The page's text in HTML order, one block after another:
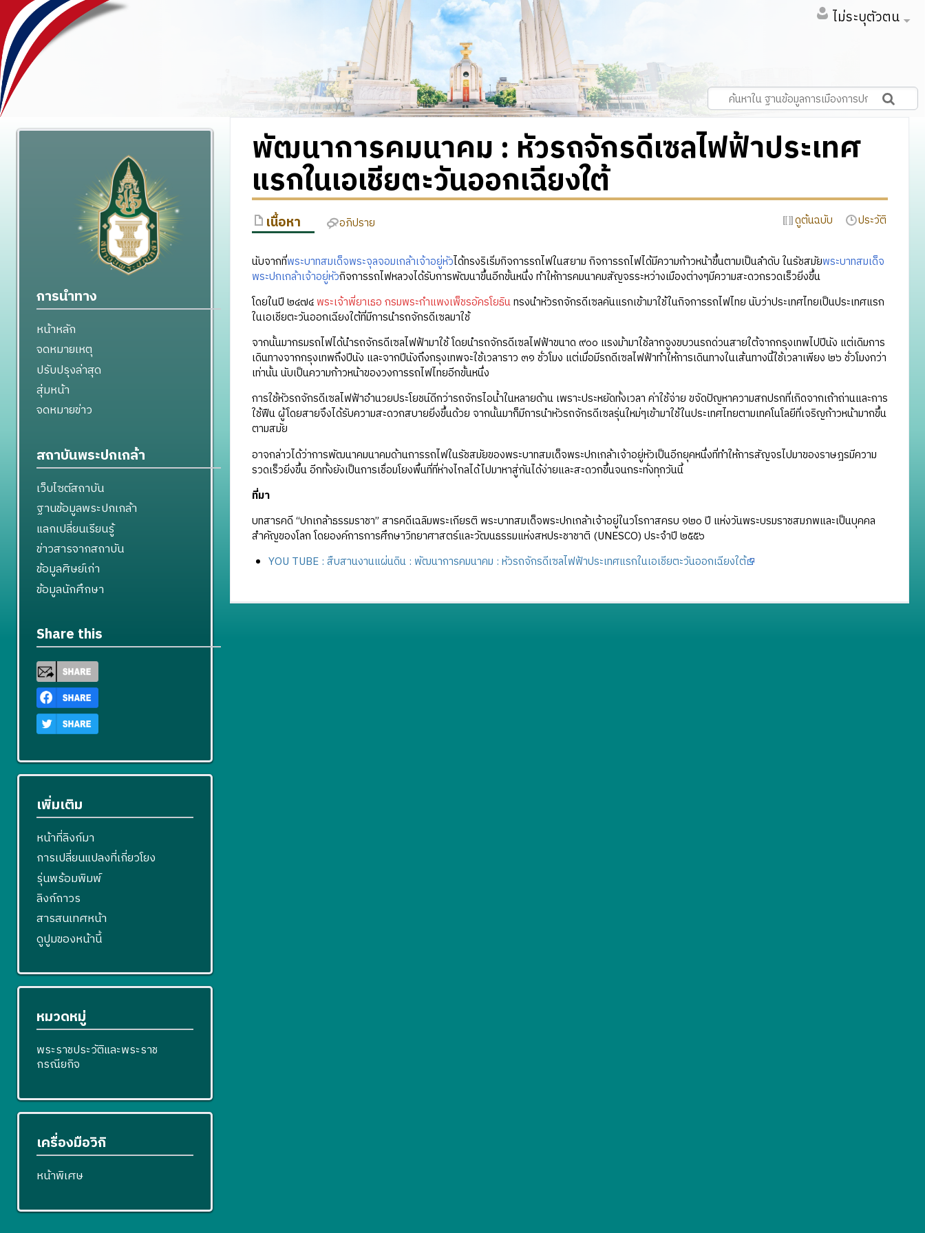
ไม่ระบุตัวตน
พัฒนาการคมนาคม : หัวรถจักรดีเซลไฟฟ้าประเทศ
แรกในเอเชียตะวันออกเฉียงใต้
เนื้อหา อภิปราย ดูต้นฉบับ ประวัติ
นับจากที่พระบาทสมเด็จพระจุลจอมเกล้าเจ้าอยู่หัวได้ทรงริเริ่มกิจการรถไฟในสยาม กิจการรถไฟได้มีความก้าวหน้าขึ้นตามเป็นลำดับ ในรัชสมัยพระบาทสมเด็จ
พระปกเกล้าเจ้าอยู่หัวกิจการรถไฟหลวงได้รับการพัฒนาขึ้นอีกขั้นหนึ่ง ทำให้การคมนาคมสัญจรระหว่างเมืองต่างๆมีความสะดวกรวดเร็วยิ่งขึ้น
โดยในปี ๒๔๗๔ พระเจ้าพี่ยาเธอ กรมพระกำแพงเพ็ชรอัครโยธินทรงนำหัวรถจักรดีเซลคันแรกเข้ามาใช้ในกิจการรถไฟไทย นับว่าประเทศไทยเป็นประเทศแรก
ในเอเชียตะวันออกเฉียงใต้ที่มีการนำรถจักรดีเซลมาใช้
จากนั้นมากรมรถไฟได้นำรถจักรดีเซลไฟฟ้ามาใช้ โดยนำรถจักรดีเซลไฟฟ้าขนาด ๙๐๐ แรงม้ามาใช้ลากจูงขบวนรถด่วนสายใต้จากกรุงเทพไปปีนัง แต่เดิมการ
เดินทางจากกรุงเทพถึงปีนัง และจากปีนังถึงกรุงเทพจะใช้เวลาราว ๓๑ ชั่วโมง แต่เมื่อมีรถดีเซลไฟฟ้าทำให้การเดินทางในเส้นทางนี้ใช้เวลาเพียง ๒๖ ชั่วโมงกว่า
เท่านั้น นับเป็นความก้าวหน้าของวงการรถไฟไทยอีกขั้นหนึ่ง
การใช้หัวรถจักรดีเซลไฟฟ้าอำนวยประโยชน์ดีกว่ารถจักรไอน้ำในหลายด้าน เพราะประหยัดทั้งเวลา ค่าใช้จ่าย ขจัดปัญหาความสกปรกที่เกิดจากเถ้าถ่านและการ
ใช้ฟืน ผู้โดยสายจึงได้รับความสะดวกสบายยิ่งขึ้นด้วย จากนั้นมาก็มีการนำหัวรถจักรดีเซลรุ่นใหม่ๆเข้ามาใช้ในประเทศไทยตามเทคโนโลยีที่เจริญก้าวหน้ามากขึ้น
ตามสมัย
อาจกล่าวได้ว่าการพัฒนาคมนาคมด้านการรถไฟในรัชสมัยของพระบาทสมเด็จพระปกเกล้าเจ้าอยู่หัวเป็นอีกยุคหนึ่งที่ทำให้การสัญจรไปมาของราษฎรมีความ
รวดเร็วยิ่งขึ้น อีกทั้งยังเป็นการเชื่อมโยงพื้นที่ที่ห่างไกลได้ไปมาหาสู่กันได้ง่ายและสะดวกขึ้นจนกระทั่งทุกวันนี้
ที่มา
บทสารคดี “ปกเกล้าธรรมราชา” สารคดีเฉลิมพระเกียรติ พระบาทสมเด็จพระปกเกล้าเจ้าอยู่ในวโรกาสครบ ๑๒๐ ปี แห่งวันพระบรมราชสมภพและเป็นบุคคล
สำคัญของโลก โดยองค์การการศึกษาวิทยาศาสตร์และวัฒนธรรมแห่งสหประชาชาติ (UNESCO) ประจำปี ๒๕๕๖
YOU TUBE : สืบสานงานแผ่นดิน : พัฒนาการคมนาคม : หัวรถจักรดีเซลไฟฟ้าประเทศแรกในเอเชียตะวันออกเฉียงใต้
การนำทาง
หน้าหลัก
จดหมายเหตุ
ปรับปรุงล่าสุด
สุ่มหน้า
จดหมายข่าว
สถาบันพระปกเกล้า
เว็บไซต์สถาบัน
ฐานข้อมูลพระปกเกล้า
แลกเปลี่ยนเรียนรู้
ข่าวสารจากสถาบัน
ข้อมูลศิษย์เก่า
ข้อมูลนักศึกษา
Share this
เพิ่มเติม
หน้าที่ลิงก์มา
การเปลี่ยนแปลงที่เกี่ยวโยง
รุ่นพร้อมพิมพ์
ลิงก์ถาวร
สารสนเทศหน้า
ดูปูมของหน้านี้
หมวดหมู่
พระราชประวัติและพระราช
กรณียกิจ
เครื่องมือวิกิ
หน้าพิเศษ